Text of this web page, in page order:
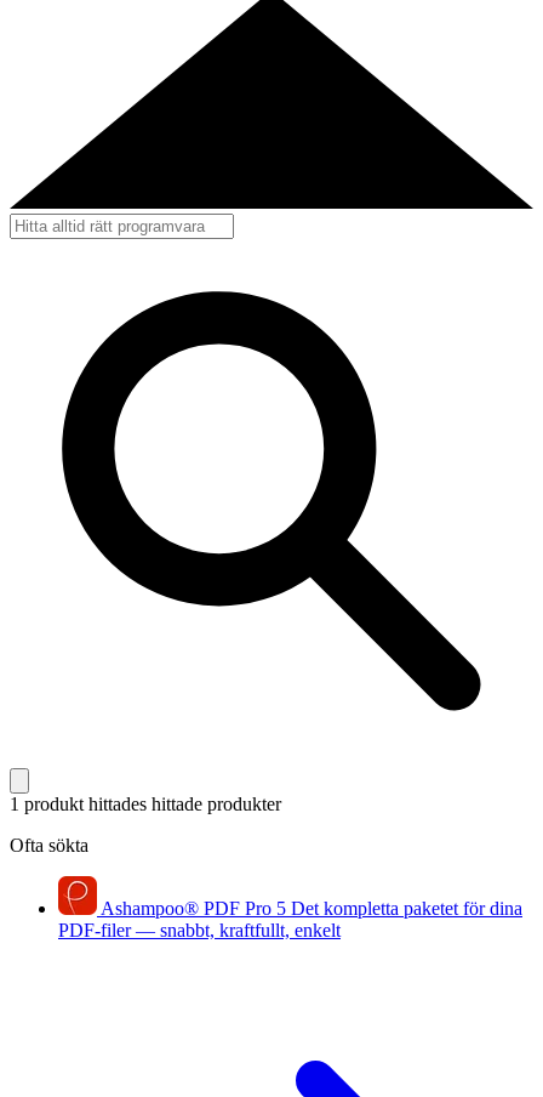
1 produkt hittades hittade produkter
Ofta sökta
Ashampoo® PDF Pro 5 Det kompletta paketet för dina
PDF-filer — snabbt, kraftfullt, enkelt